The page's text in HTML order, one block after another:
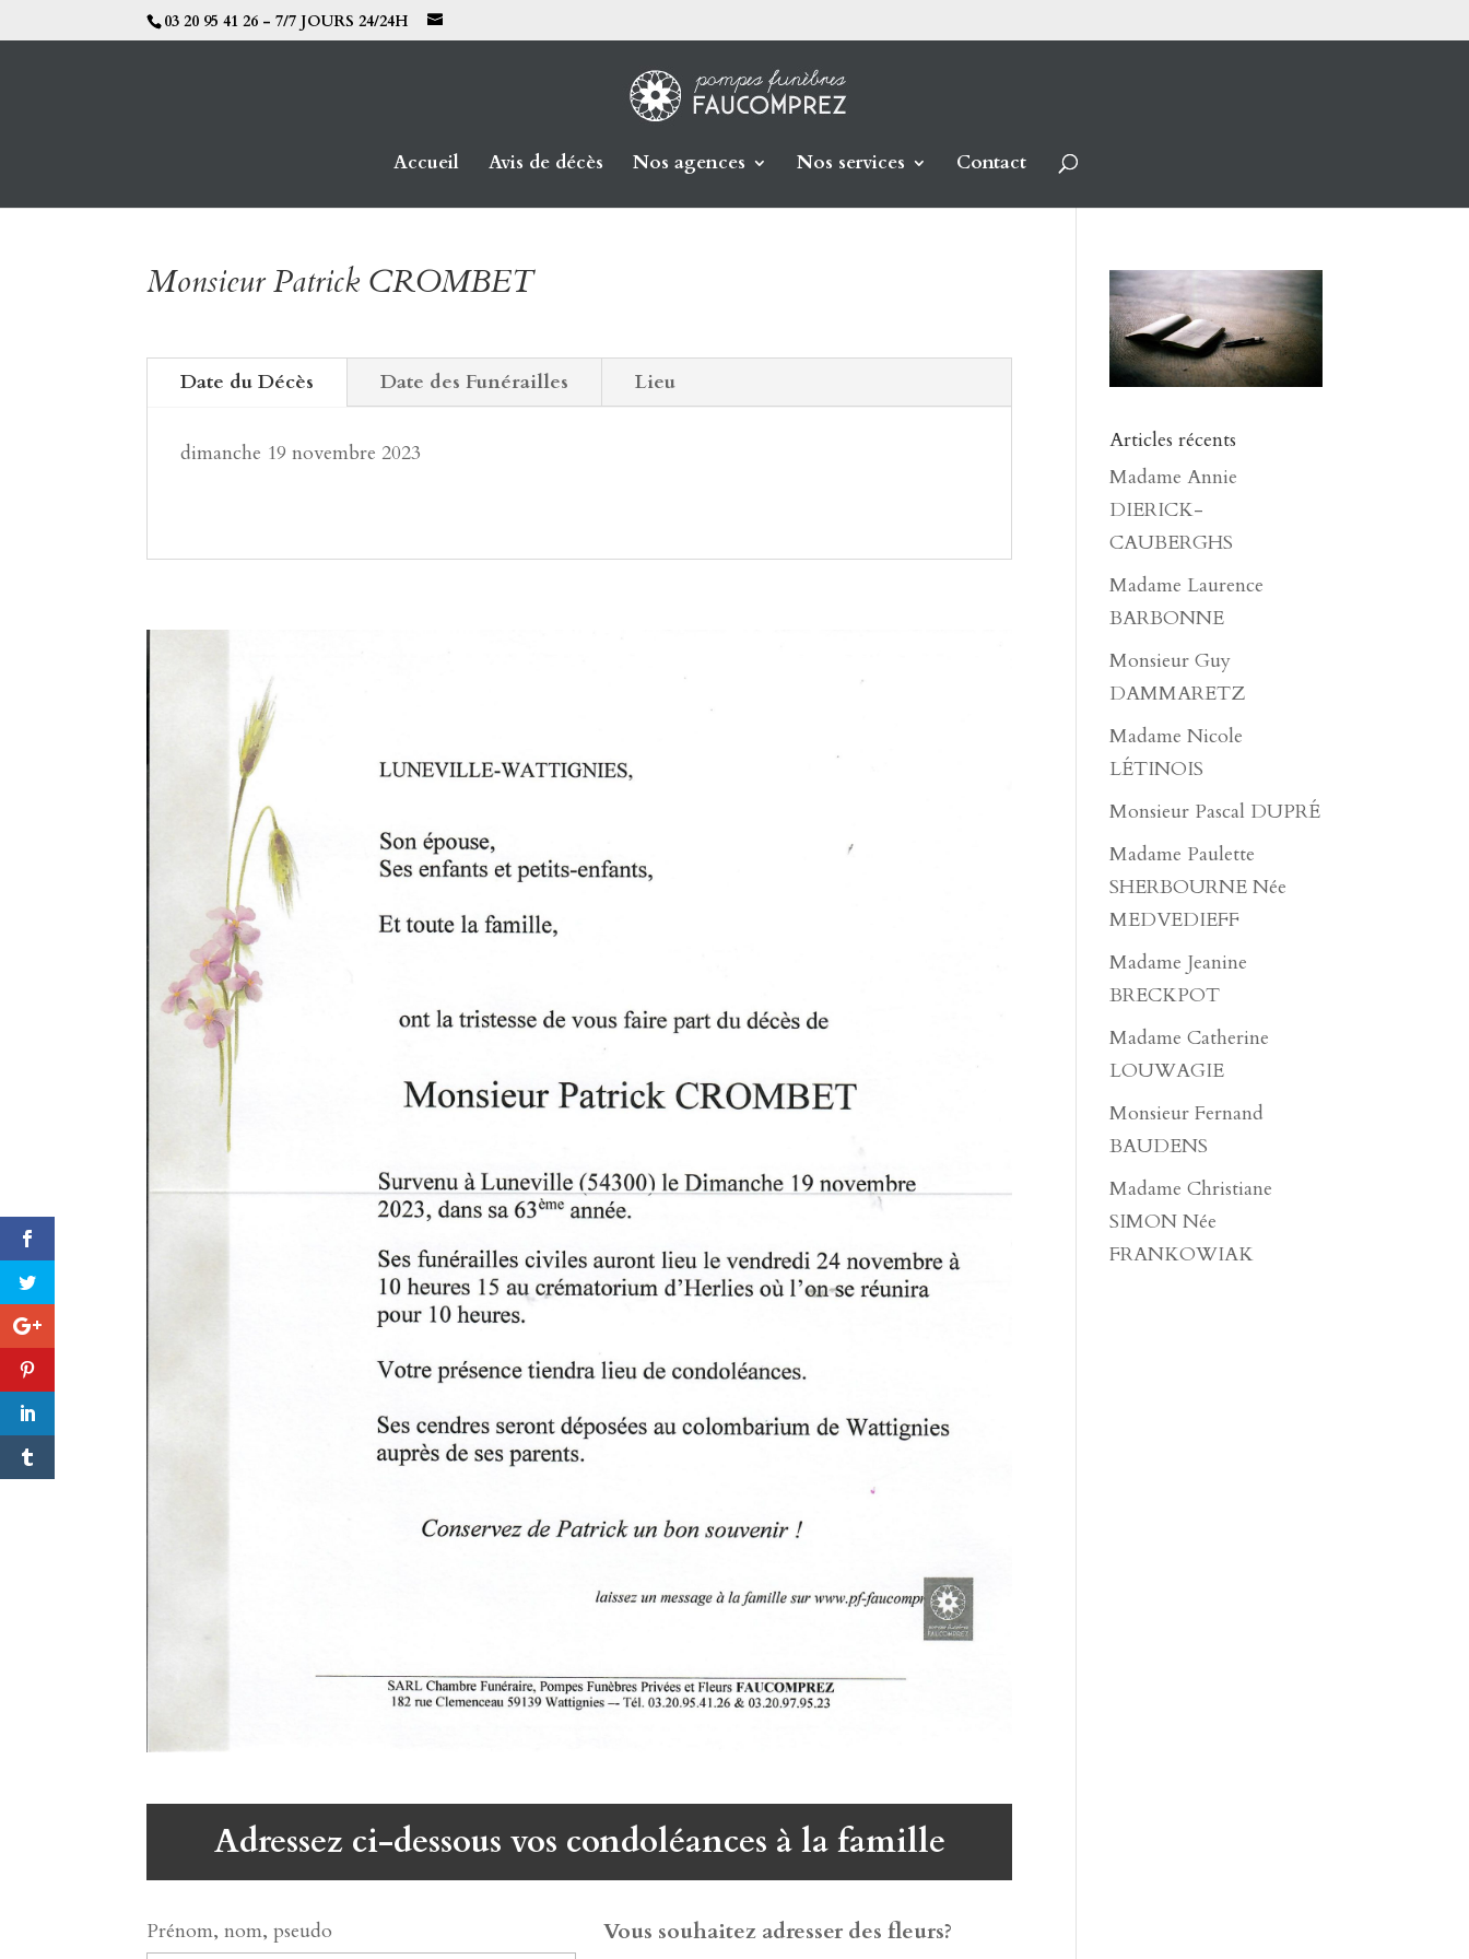
03 20 95 41 26 - 7/7 JOURS 24/24H
Accueil Avis de décès Nos agences Nos services Contact
Monsieur Patrick CROMBET
Date du Décès Date des Funérailles Lieu
dimanche 19 novembre 2023
Adressez ci-dessous vos condoléances à la famille
Prénom, nom, pseudo Vous souhaitez adresser des fleurs?
Articles récents
Madame Annie
DIERICK-
CAUBERGHS
Madame Laurence
BARBONNE
Monsieur Guy
DAMMARETZ
Madame Nicole
LÉTINOIS
Monsieur Pascal DUPRÉ
Madame Paulette
SHERBOURNE Née
MEDVEDIEFF
Madame Jeanine
BRECKPOT
Madame Catherine
LOUWAGIE
Monsieur Fernand
BAUDENS
Madame Christiane
SIMON Née
FRANKOWIAK